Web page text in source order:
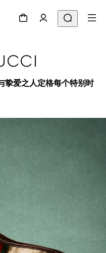
挚爱之人定格每个特别时